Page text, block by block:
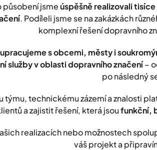
působení jsmeúspěšně realizovali
. Podíleli jsme se na zakázkách
komplexní řešení dopravního
s obcemi, městy i
služby v oblasti dopravního značení–
po následný
týmu, technickému zázemí a znalosti
a zajistit řešení, která jsoufunkční,
realizacích nebo možnostech
váš projekt a